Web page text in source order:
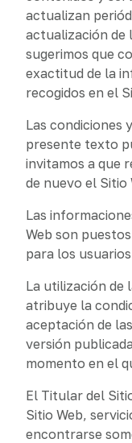
actualizan
actualización de
sugerimos que
exactitud de la
recogidos en el
Las condiciones
presente texto
invitamos a que
de nuevo el Sitio
Las
Web son
para los
La utilización de
atribuye la
aceptación de
versión
momento en el
El Titular del
Sitio Web,
encontrarse